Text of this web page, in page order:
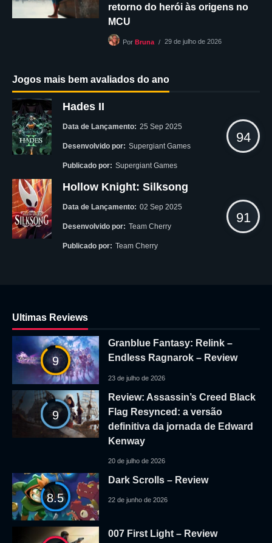
retorno do herói às origens no
MCU
PorBruna 29 de julho de 2026
Jogos mais bem avaliados do ano
Hades II
Data de Lançamento: 25 Sep 2025
Desenvolvido por: Supergiant Games
Publicado por: Supergiant Games
94
Hollow Knight: Silksong
Data de Lançamento: 02 Sep 2025
Desenvolvido por: Team Cherry
Publicado por: Team Cherry
91
Ultimas Reviews
9
Granblue Fantasy: Relink –
Endless Ragnarok – Review
23 de julho de 2026
9
Review: Assassin’s Creed Black
Flag Resynced: a versão
definitiva da jornada de Edward
Kenway
20 de julho de 2026
8.5
Dark Scrolls – Review
22 de junho de 2026
007 First Light – Review